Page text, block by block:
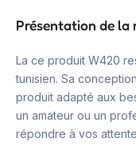
Présentation de la
La ce produit W420
tunisien. Sa
produit adapté aux
un amateur ou un
répondre à vos